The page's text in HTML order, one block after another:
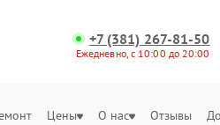
+7 (381) 267-81-50
Ежедневно, с 10:00 до 20:00
Цены О нас Отзывы